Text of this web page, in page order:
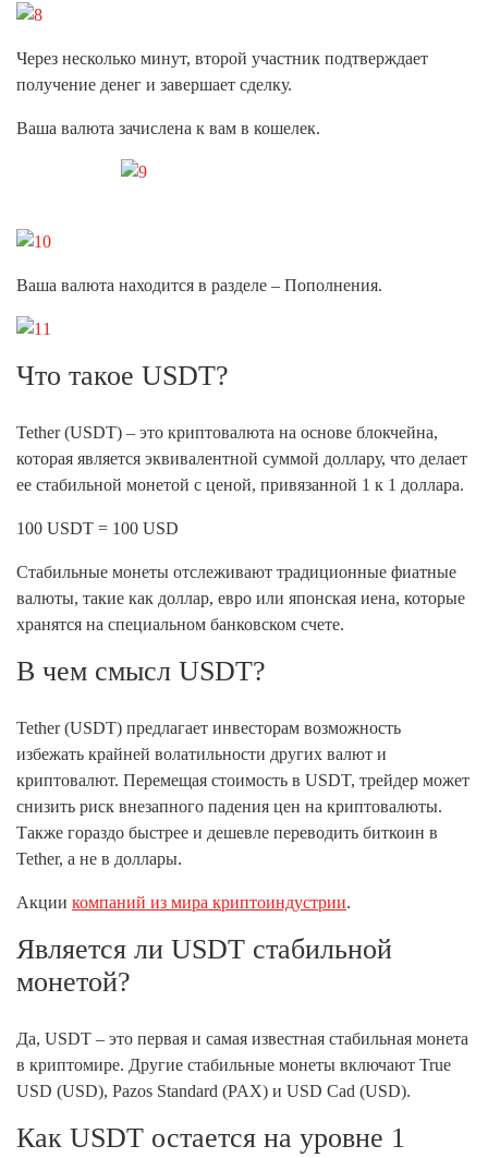
Через несколько минут, второй участник подтверждает
получение денег и завершает сделку.
Ваша валюта зачислена к вам в кошелек.
Ваша валюта находится в разделе – Пополнения.
Что такое USDT?
Tether (USDT) – это криптовалюта на основе блокчейна,
которая является эквивалентной суммой доллару, что делает
ее стабильной монетой с ценой, привязанной 1 к 1 доллара.
100 USDT = 100 USD
Стабильные монеты отслеживают традиционные фиатные
валюты, такие как доллар, евро или японская иена, которые
хранятся на специальном банковском счете.
В чем смысл USDT?
Tether (USDT) предлагает инвесторам возможность
избежать крайней волатильности других валют и
криптовалют. Перемещая стоимость в USDT, трейдер может
снизить риск внезапного падения цен на криптовалюты.
Также гораздо быстрее и дешевле переводить биткоин в
Tether, а не в доллары.
Акции компаний из мира криптоиндустрии.
Является ли USDT стабильной
монетой?
Да, USDT – это первая и самая известная стабильная монета
в криптомире. Другие стабильные монеты включают True
USD (USD), Pazos Standard (PAX) и USD Cad (USD).
Как USDT остается на уровне 1